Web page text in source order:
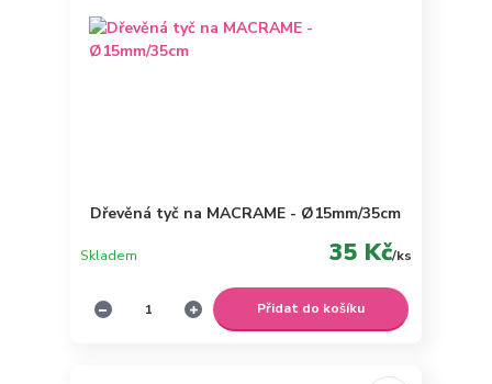
Dřevěná tyč na MACRAME - Ø15mm/35cm
35 Kč/ks
Skladem
Přidat do košíku